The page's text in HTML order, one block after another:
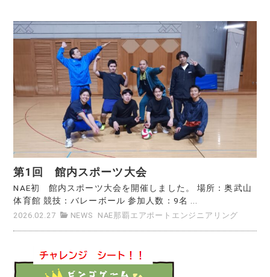
第1回 館内スポーツ大会
NAE初 館内スポーツ大会を開催しました。 場所：奥武山
体育館 競技：バレーボール 参加人数：9名 ...
2026.02.27 NEWS NAE那覇エアポートエンジニアリング